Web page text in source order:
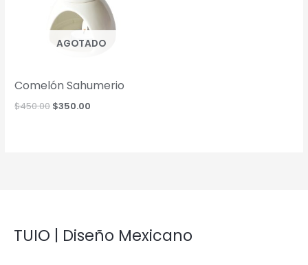
AGOTADO
Comelón Sahumerio
$450.00 Original
$350.00
TUIO | Diseño Mexicano